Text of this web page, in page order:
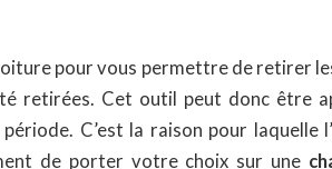
pour vous permettre de retirer
retirées. Cet outil peut donc être
C’est la raison pour laquelle
de porter votre choix sur une